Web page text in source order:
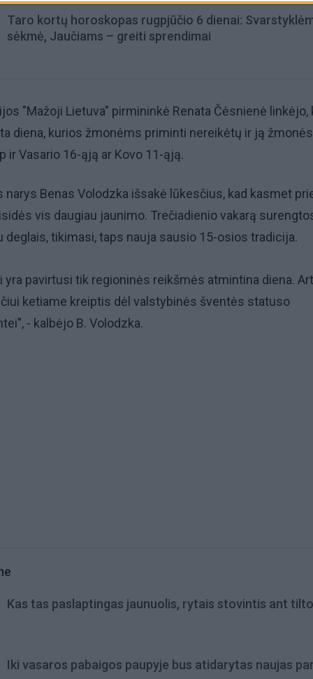
Taro kortų horoskopas rugpjūčio 6 dienai:
sėkmė, Jaučiams – greiti sprendimai
"Mažoji Lietuva" pirmininkė Renata Čėsnienė linkėjo,
diena, kurios žmonėms priminti nereikėtų ir ją žmonės
ir Vasario 16-ąją ar Kovo 11-ąją.
narys Benas Volodzka išsakė lūkesčius, kad kasmet
vis daugiau jaunimo. Trečiadienio vakarą
deglais, tikimasi, taps nauja sausio 15-osios tradicija.
yra pavirtusi tik regioninės reikšmės atmintina diena.
ketiame kreiptis dėl valstybinės šventės statuso
- kalbėjo B. Volodzka.
Kas tas paslaptingas jaunuolis, rytais stovintis ant
Iki vasaros pabaigos paupyje bus atidarytas naujas